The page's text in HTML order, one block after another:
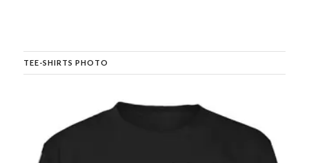
TEE-SHIRTS PHOTO